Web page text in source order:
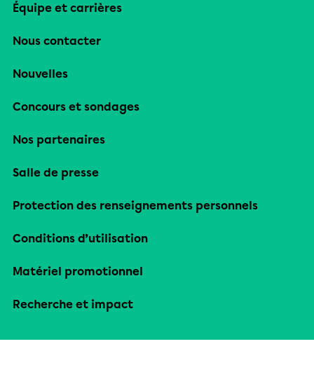
Équipe et carrières
Nous contacter
Nouvelles
Concours et sondages
Nos partenaires
Salle de presse
Protection des renseignements personnels
Conditions d’utilisation
Matériel promotionnel
Recherche et impact